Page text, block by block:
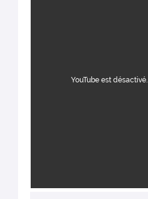
YouTube est désactivé.